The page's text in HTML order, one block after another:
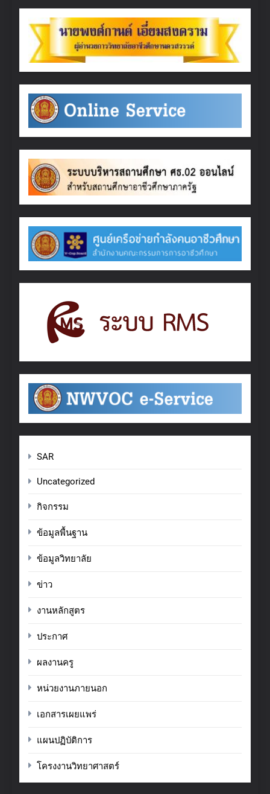
SAR
Uncategorized
กิจกรรม
ข้อมูลพื้นฐาน
ข้อมูลวิทยาลัย
ข่าว
งานหลักสูตร
ประกาศ
ผลงานครู
หน่วยงานภายนอก
เอกสารเผยแพร่
แผนปฏิบัติการ
โครงงานวิทยาศาสตร์